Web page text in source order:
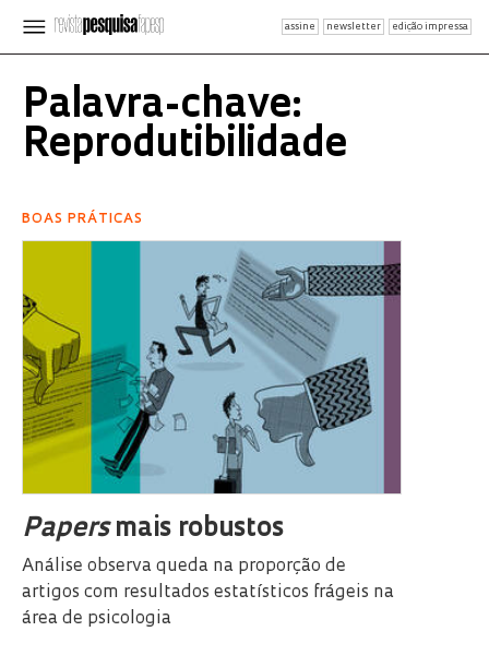
assine newsletter edição impressa
Palavra-chave:
Reprodutibilidade
BOAS PRÁTICAS
Papersmais robustos
Análise observa queda na proporção de
artigos com resultados estatísticos frágeis na
área de psicologia